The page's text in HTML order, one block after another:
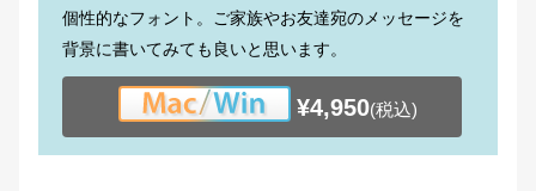
個性的なフォント。ご家族やお友達宛のメッセージを
背景に書いてみても良いと思います。
¥4,950(税込)